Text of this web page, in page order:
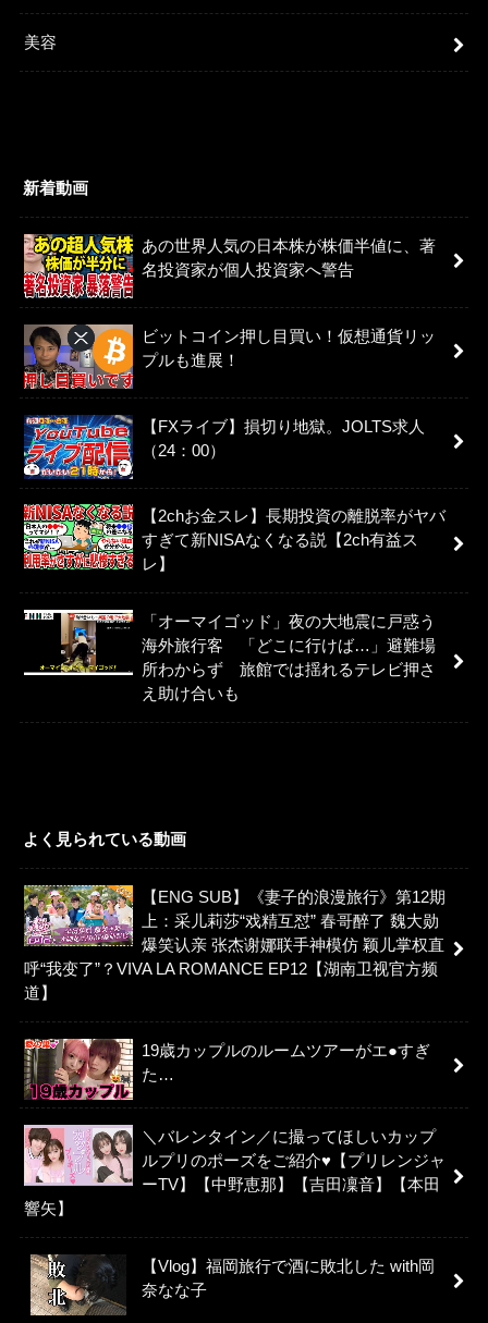
美容
新着動画
あの世界人気の日本株が株価半値に、著
名投資家が個人投資家へ警告
ビットコイン押し目買い！仮想通貨リッ
プルも進展！
【FXライブ】損切り地獄。JOLTS求人
（24：00）
【2chお金スレ】長期投資の離脱率がヤバ
すぎて新NISAなくなる説【2ch有益ス
レ】
「オーマイゴッド」夜の大地震に戸惑う
海外旅行客 「どこに行けば…」避難場
所わからず 旅館では揺れるテレビ押さ
え助け合いも
よく見られている動画
【ENG SUB】《妻子的浪漫旅行》第12期
上：采儿莉莎“戏精互怼” 春哥醉了 魏大勋
爆笑认亲 张杰谢娜联手神模仿 颖儿掌权直
呼“我变了”？VIVA LA ROMANCE EP12【湖南卫视官方频
道】
19歳カップルのルームツアーがエ●すぎ
た…
＼バレンタイン／に撮ってほしいカップ
ルプリのポーズをご紹介♥【プリレンジャ
ーTV】【中野恵那】【吉田凜音】【本田
響矢】
【Vlog】福岡旅行で酒に敗北した with岡
奈なな子